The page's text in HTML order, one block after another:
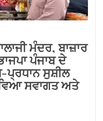
ਕਿ ਇਕਪੱਖੀ
‘ਤੇ ਹਾਵੀ ਨਾ